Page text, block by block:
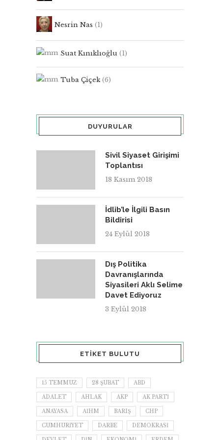
Nesrin Nas (1)
Suat Kınıklıoğlu (1)
Tuba Çiçek(6)
DUYURULAR
Sivil Siyaset Girişimi
Toplantısı
18 Kasım 2018
İdlib’le İlgili Basın
Bildirisi
24 Eylül 2018
Dış Politika
Davranışlarında
Siyasileri Aklı Selime
Davet Ediyoruz
3 Eylül 2018
ETIKET BULUTU
15 TEMMUZ 28 ŞUBAT ABD
ADALET AHLAK AKP AK PARTI
ANAYASA AİHM BARIŞ CHP
CUMHURIYET DARBE DEMOKRASI